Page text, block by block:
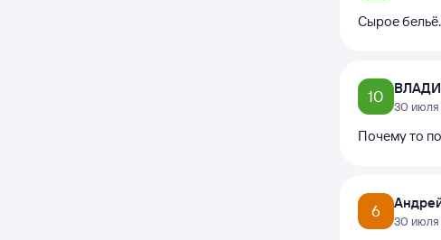
Сырое
10
30 июля
Почему то
6
30 июля